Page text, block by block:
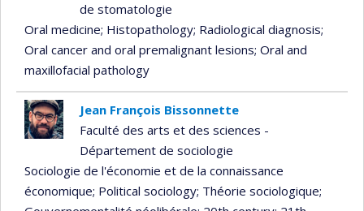
de stomatologie
Oral medicine; Histopathology; Radiological diagnosis;
Oral cancer and oral premalignant lesions; Oral and
maxillofacial pathology
Jean François Bissonnette
Faculté des arts et des sciences -
Département de sociologie
Sociologie de l'économie et de la connaissance
économique; Political sociology; Théorie sociologique;